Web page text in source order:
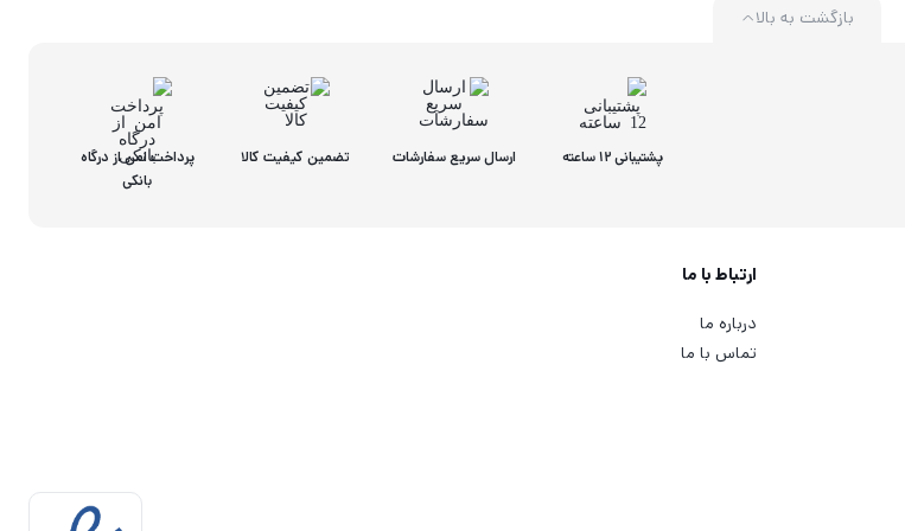
بازگشت به بالا
پشتیبانی 12 ساعته ارسال سریع سفارشات تضمین کیفیت کالا
پرداخت امن از درگاه
بانکی
ارتباط با ما
درباره ما
تماس با ما